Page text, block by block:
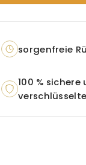
sorgenfreie
100 % sichere